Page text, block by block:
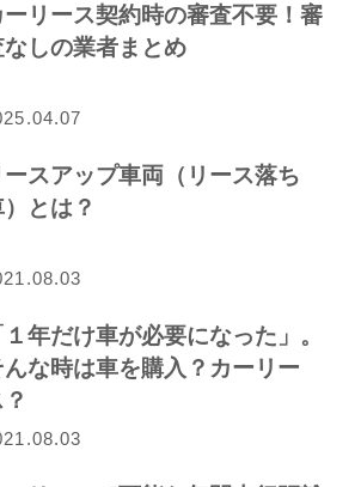
ーリース契約時の審査不要！審
なしの業者まとめ
ースアップ車両（リース落ち
とは？
１年だけ車が必要になった」。
んな時は車を購入？カーリー